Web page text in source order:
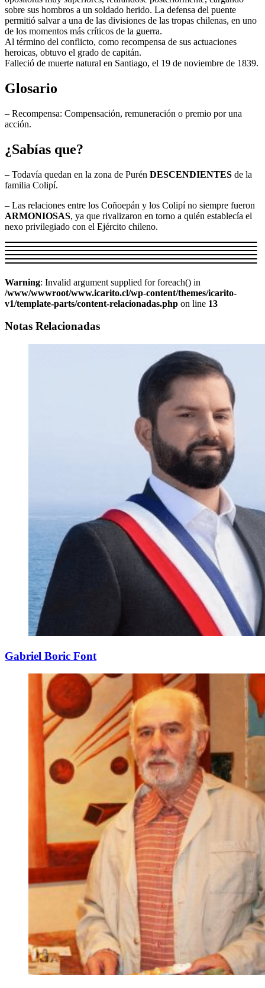
sobre sus hombros a un soldado herido. La defensa del puente
permitió salvar a una de las divisiones de las tropas chilenas, en uno
de los momentos más críticos de la guerra.
Al término del conflicto, como recompensa de sus actuaciones
heroicas, obtuvo el grado de capitán.
Falleció de muerte natural en Santiago, el 19 de noviembre de 1839.
Glosario
– Recompensa: Compensación, remuneración o premio por una
acción.
¿Sabías que?
– Todavía quedan en la zona de Purén DESCENDIENTES de la
familia Colipí.
– Las relaciones entre los Coñoepán y los Colipí no siempre fueron
ARMONIOSAS, ya que rivalizaron en torno a quién establecía el
nexo privilegiado con el Ejército chileno.
Warning: Invalid argument supplied for foreach() in
/www/wwwroot/www.icarito.cl/wp-content/themes/icarito-
v1/template-parts/content-relacionadas.php on line 13
Notas Relacionadas
Gabriel Boric Font